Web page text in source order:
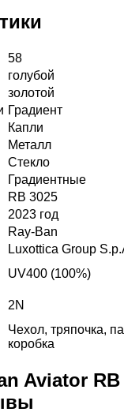
58
голубой
золотой
Градиент
Капли
Металл
Стекло
Градиентные
RB 3025
2023 год
Ray-Ban
Luxottica Group
UV400 (100%)
2N
Чехол, тряпочка,
коробка
Aviator RB